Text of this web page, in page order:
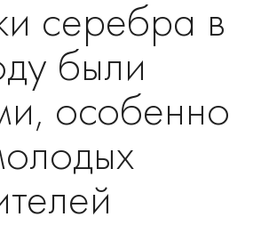
серебра в
были
особенно